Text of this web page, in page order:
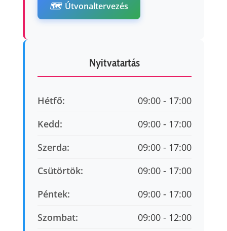
🗺️ Útvonaltervezés
Nyitvatartás
Hétfő:
09:00 - 17:00
Kedd:
09:00 - 17:00
Szerda:
09:00 - 17:00
Csütörtök:
09:00 - 17:00
Péntek:
09:00 - 17:00
Szombat:
09:00 - 12:00